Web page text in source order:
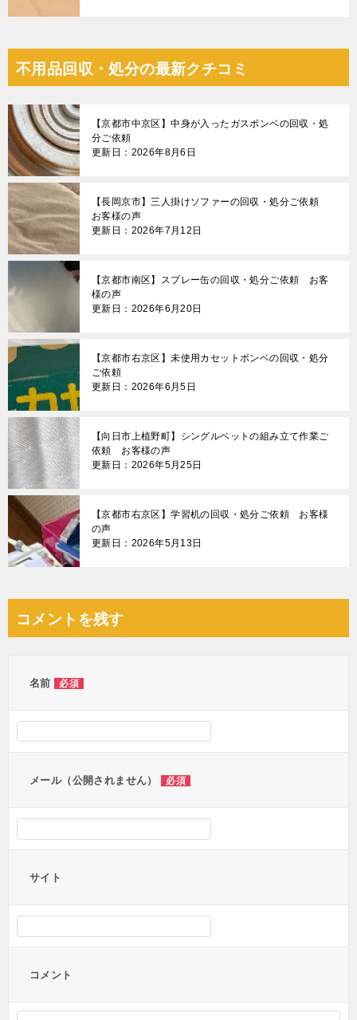
不用品回収・処分の最新クチコミ
【京都市中京区】中身が入ったガスボンベの回収・処
分ご依頼
更新日：2026年8月6日
【長岡京市】三人掛けソファーの回収・処分ご依頼
お客様の声
更新日：2026年7月12日
【京都市南区】スプレー缶の回収・処分ご依頼 お客
様の声
更新日：2026年6月20日
【京都市右京区】未使用カセットボンベの回収・処分
ご依頼
更新日：2026年6月5日
【向日市上植野町】シングルベットの組み立て作業ご
依頼 お客様の声
更新日：2026年5月25日
【京都市右京区】学習机の回収・処分ご依頼 お客様
の声
更新日：2026年5月13日
コメントを残す
名前 必須
メール（公開されません） 必須
サイト
コメント